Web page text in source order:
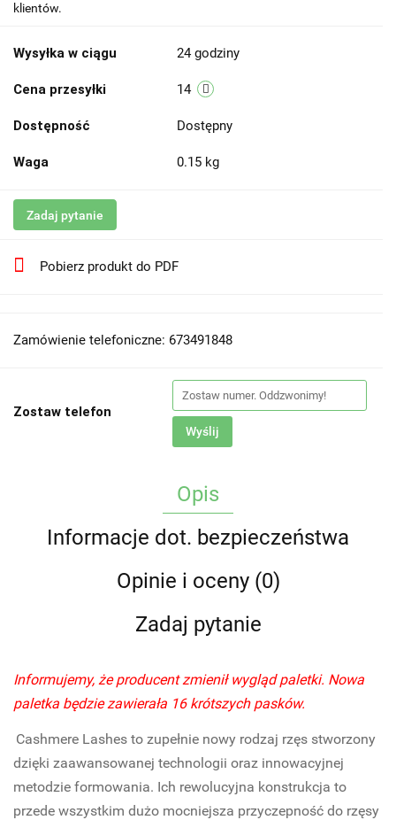
klientów.
Wysyłka w ciągu 24 godziny
Cena przesyłki 14
Dostępność Dostępny
Waga 0.15 kg
Zadaj pytanie
Pobierz produkt do PDF
Zamówienie telefoniczne: 673491848
Zostaw telefon
Wyślij
Opis
Informacje dot. bezpieczeństwa
Opinie i oceny (0)
Zadaj pytanie
Informujemy, że producent zmienił wygląd paletki. Nowa
paletka będzie zawierała 16 krótszych pasków.
Cashmere Lashes to zupełnie nowy rodzaj rzęs stworzony
dzięki zaawansowanej technologii oraz innowacyjnej
metodzie formowania. Ich rewolucyjna konstrukcja to
przede wszystkim dużo mocniejsza przyczepność do rzęsy